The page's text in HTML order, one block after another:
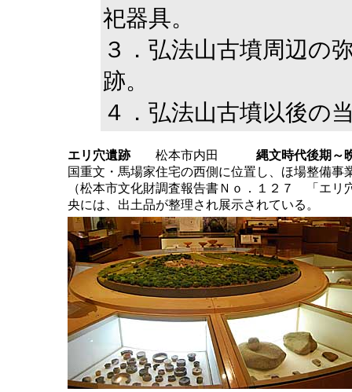
祀器具。
３．弘法山古墳周辺の
跡。
４．弘法山古墳以後の
エリ穴遺跡松本市内田 縄文時代後期～
国重文・馬場家住宅の西側に位置し、ほ場整備
（松本市文化財調査報告書Ｎｏ．１２７ 「エリ
央には、出土品が整理され展示されている。